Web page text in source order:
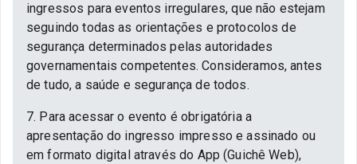
ingressos para eventos irregulares, que não estejam
seguindo todas as orientações e protocolos de
segurança determinados pelas autoridades
governamentais competentes. Consideramos, antes
de tudo, a saúde e segurança de todos.
7. Para acessar o evento é obrigatória a
apresentação do ingresso impresso e assinado ou
em formato digital através do App (Guichê Web),